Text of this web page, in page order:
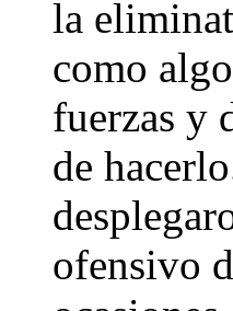
la
como
fuerzas y
de
ofensivo